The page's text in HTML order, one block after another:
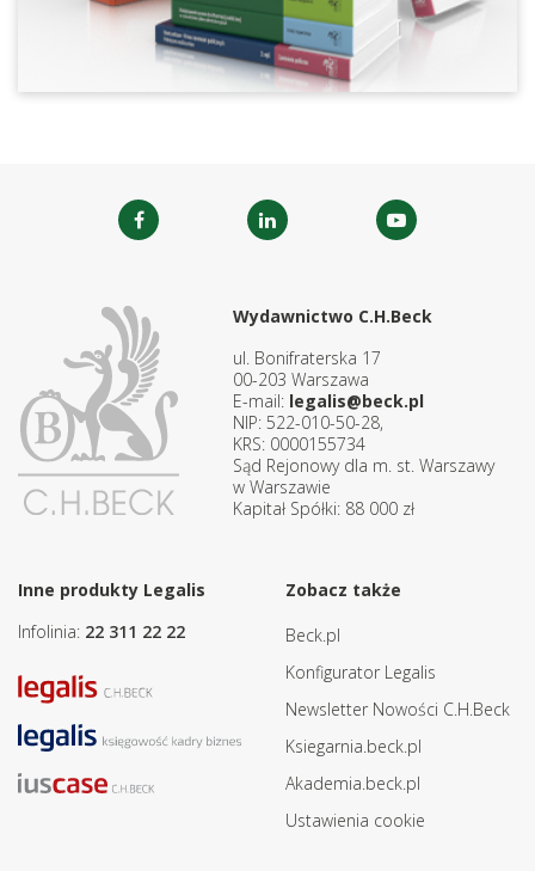
Wydawnictwo C.H.Beck
ul. Bonifraterska 17
00-203 Warszawa
E-mail: legalis@beck.pl
NIP: 522-010-50-28,
KRS: 0000155734
Sąd Rejonowy dla m. st. Warszawy
w Warszawie
Kapitał Spółki: 88 000 zł
Inne produkty Legalis
Infolinia: 22 311 22 22
Zobacz także
Beck.pl
Konfigurator Legalis
Newsletter Nowości C.H.Beck
Ksiegarnia.beck.pl
Akademia.beck.pl
Ustawienia cookie